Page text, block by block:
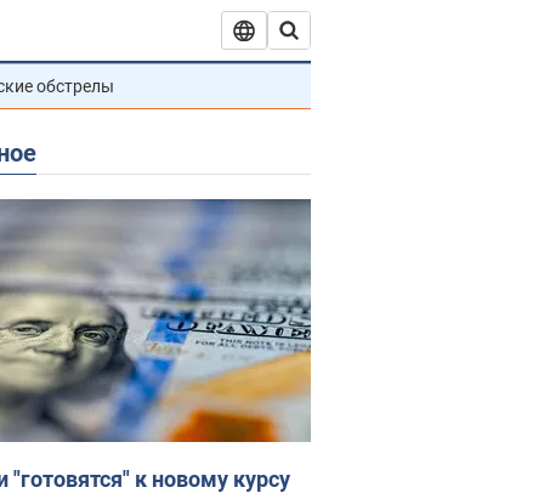
обстрелы
"готовятся" к новому курсу